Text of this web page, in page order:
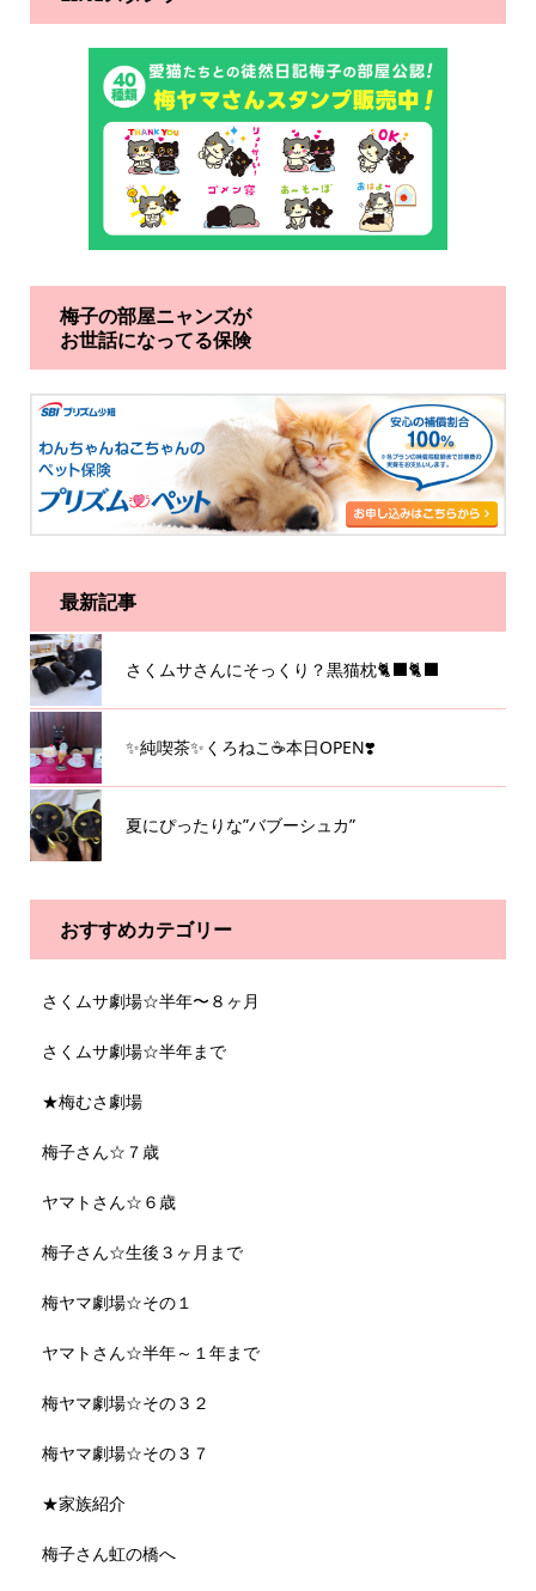
梅子の部屋ニャンズが
お世話になってる保険
最新記事
さくムサさんにそっくり？黒猫枕🐈‍⬛🐈‍⬛
✨純喫茶✨くろねこ☕️本日OPEN❣️
夏にぴったりな”バブーシュカ”
おすすめカテゴリー
さくムサ劇場☆半年〜８ヶ月
さくムサ劇場☆半年まで
★梅むさ劇場
梅子さん☆７歳
ヤマトさん☆６歳
梅子さん☆生後３ヶ月まで
梅ヤマ劇場☆その１
ヤマトさん☆半年～１年まで
梅ヤマ劇場☆その３２
梅ヤマ劇場☆その３７
★家族紹介
梅子さん虹の橋へ